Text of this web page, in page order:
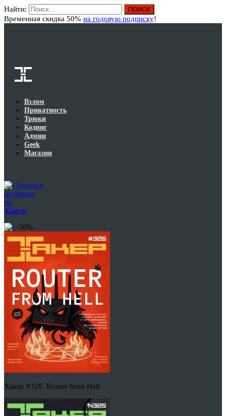
Найти:
Временная скидка 50% на годовую подписку!
Взлом
Приватность
Трюки
Кодинг
Админ
Geek
Магазин
Годовая
подписка
на
Хакер
-50%
Хакер #326. Router from Hell